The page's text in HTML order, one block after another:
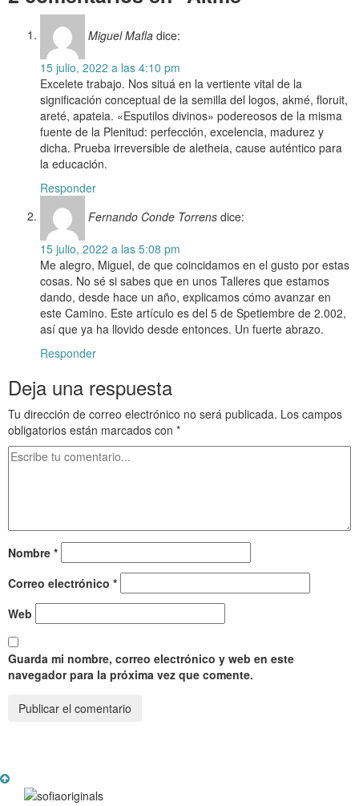
Miguel Mafla dice:
15 julio, 2022 a las 4:10 pm
Excelete trabajo. Nos situá en la vertiente vital de la
significación conceptual de la semilla del logos, akmé, floruit,
areté, apateia. «Esputilos divinos» podereosos de la misma
fuente de la Plenitud: perfección, excelencia, madurez y
dicha. Prueba irreversible de aletheia, cause auténtico para
la educación.
Responder
Fernando Conde Torrens dice:
15 julio, 2022 a las 5:08 pm
Me alegro, Miguel, de que coincidamos en el gusto por estas
cosas. No sé si sabes que en unos Talleres que estamos
dando, desde hace un año, explicamos cómo avanzar en
este Camino. Este artículo es del 5 de Spetiembre de 2.002,
así que ya ha llovido desde entonces. Un fuerte abrazo.
Responder
Deja una respuesta
Tu dirección de correo electrónico no será publicada. Los campos
obligatorios están marcados con *
Nombre *
Correo electrónico *
Web
Guarda mi nombre, correo electrónico y web en este
navegador para la próxima vez que comente.